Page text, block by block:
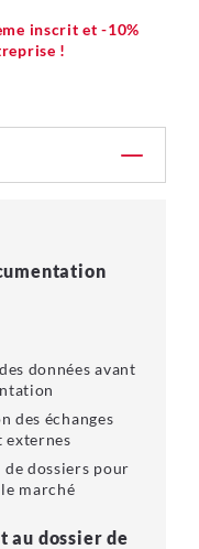
inscrit et -10%
!
données avant
des échanges
externes
dossiers pour
marché
au dossier de